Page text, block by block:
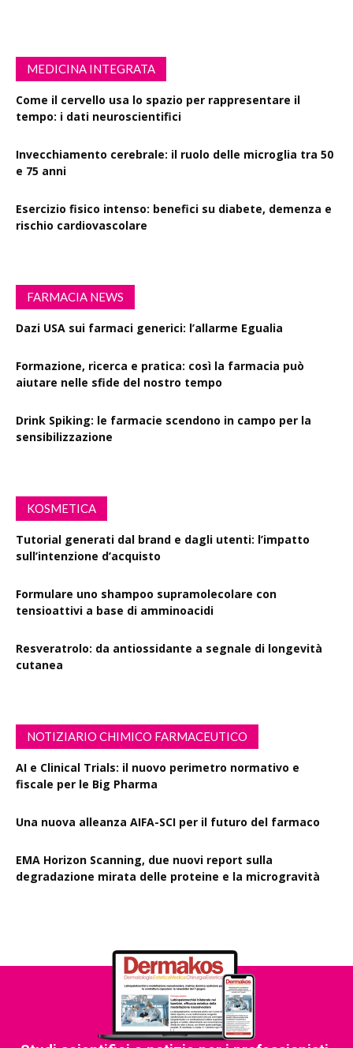
MEDICINA INTEGRATA
Come il cervello usa lo spazio per rappresentare il
tempo: i dati neuroscientifici
Invecchiamento cerebrale: il ruolo delle microglia tra 50
e 75 anni
Esercizio fisico intenso: benefici su diabete, demenza e
rischio cardiovascolare
FARMACIA NEWS
Dazi USA sui farmaci generici: l’allarme Egualia
Formazione, ricerca e pratica: così la farmacia può
aiutare nelle sfide del nostro tempo
Drink Spiking: le farmacie scendono in campo per la
sensibilizzazione
KOSMETICA
Tutorial generati dal brand e dagli utenti: l’impatto
sull’intenzione d’acquisto
Formulare uno shampoo supramolecolare con
tensioattivi a base di amminoacidi
Resveratrolo: da antiossidante a segnale di longevità
cutanea
NOTIZIARIO CHIMICO FARMACEUTICO
AI e Clinical Trials: il nuovo perimetro normativo e
fiscale per le Big Pharma
Una nuova alleanza AIFA-SCI per il futuro del farmaco
EMA Horizon Scanning, due nuovi report sulla
degradazione mirata delle proteine e la microgravità